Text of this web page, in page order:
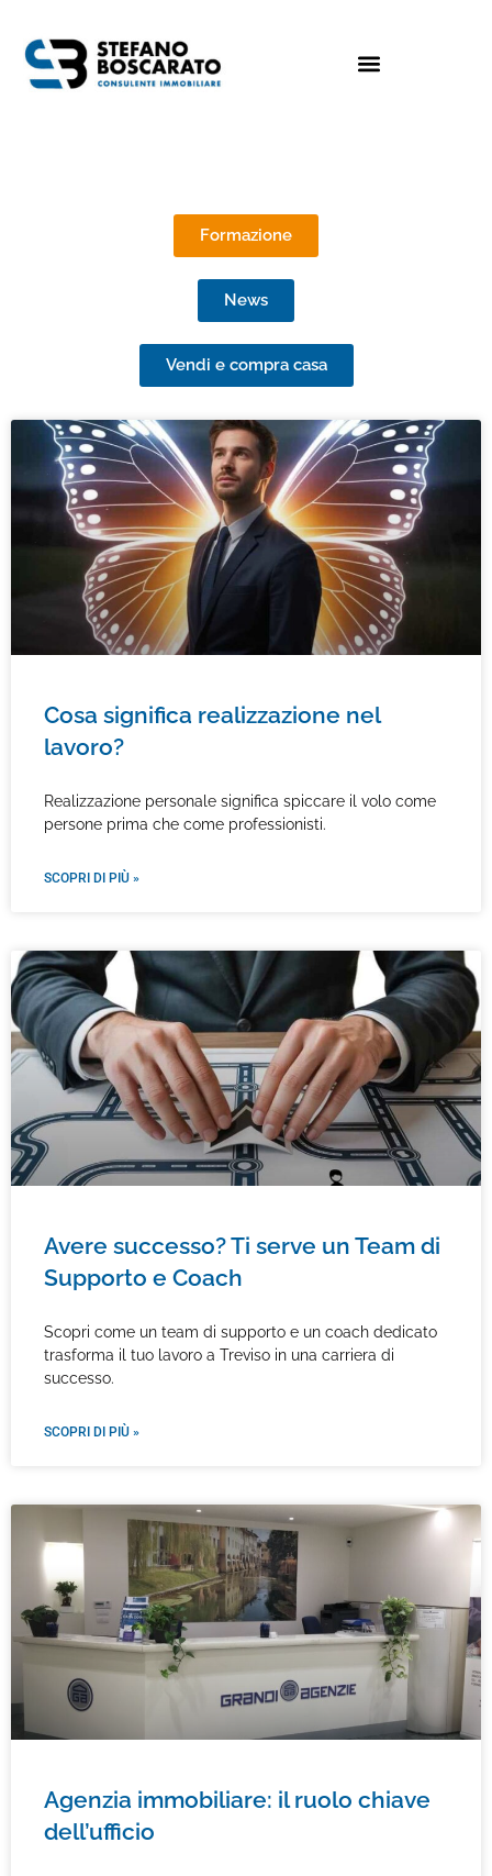
Formazione
News
Vendi e compra casa
Cosa significa realizzazione nel
lavoro?
Realizzazione personale significa spiccare il volo come
persone prima che come professionisti.
SCOPRI DI PIÙ »
Avere successo? Ti serve un Team di
Supporto e Coach
Scopri come un team di supporto e un coach dedicato
trasforma il tuo lavoro a Treviso in una carriera di
successo.
SCOPRI DI PIÙ »
Agenzia immobiliare: il ruolo chiave
dell’ufficio